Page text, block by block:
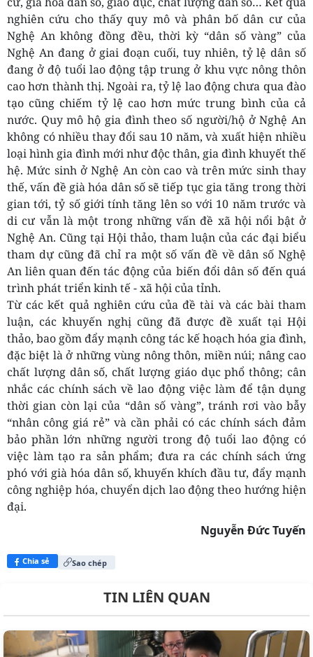
nghiên cứu cho thấy quy mô và phân bố dân cư của
Nghệ An không đồng đều, thời kỳ “dân số vàng” của
Nghệ An đang ở giai đoạn cuối, tuy nhiên, tỷ lệ dân số
đang ở độ tuổi lao động tập trung ở khu vực nông thôn
cao hơn thành thị. Ngoài ra, tỷ lệ lao động chưa qua đào
tạo cũng chiếm tỷ lệ cao hơn mức trung bình của cả
nước. Quy mô hộ gia đình theo số người/hộ ở Nghệ An
không có nhiều thay đổi sau 10 năm, và xuất hiện nhiều
loại hình gia đình mới như độc thân, gia đình khuyết thế
hệ. Mức sinh ở Nghệ An còn cao và trên mức sinh thay
thế, vấn đề già hóa dân số sẽ tiếp tục gia tăng trong thời
gian tới, tỷ số giới tính tăng lên so với 10 năm trước và
di cư vẫn là một trong những vấn đề xã hội nổi bật ở
Nghệ An. Cũng tại Hội thảo, tham luận của các đại biểu
tham dự cũng đã chỉ ra một số vấn đề về dân số Nghệ
An liên quan đến tác động của biến đổi dân số đến quá
trình phát triển kinh tế - xã hội của tỉnh.
Từ các kết quả nghiên cứu của đề tài và các bài tham
luận, các khuyến nghị cũng đã được đề xuất tại Hội
thảo, bao gồm đẩy mạnh công tác kế hoạch hóa gia đình,
đặc biệt là ở những vùng nông thôn, miền núi; nâng cao
chất lượng dân số, chất lượng giáo dục phổ thông; cân
nhắc các chính sách về lao động việc làm để tận dụng
thời gian còn lại của “dân số vàng”, tránh rơi vào bẫy
“nhân công giá rẻ” và cần phải có các chính sách đảm
bảo phần lớn những người trong độ tuổi lao động có
việc làm tạo ra sản phẩm; đưa ra các chính sách ứng
phó với già hóa dân số, khuyến khích đầu tư, đẩy mạnh
công nghiệp hóa, chuyển dịch lao động theo hướng hiện
đại.
Nguyễn Đức Tuyến
Chia sẻ Sao chép
TIN LIÊN QUAN